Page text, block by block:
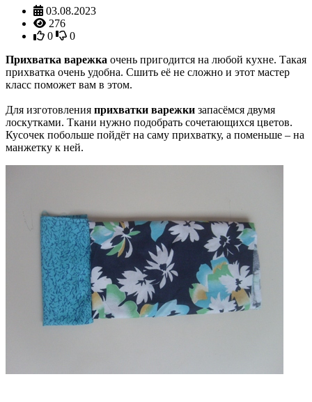
03.08.2023
276
0
0
Прихватка варежка очень пригодится на любой кухне. Такая
прихватка очень удобна. Сшить её не сложно и этот мастер
класс поможет вам в этом.
Для изготовления прихватки варежки запасёмся двумя
лоскутками. Ткани нужно подобрать сочетающихся цветов.
Кусочек побольше пойдёт на саму прихватку, а поменьше – на
манжетку к ней.